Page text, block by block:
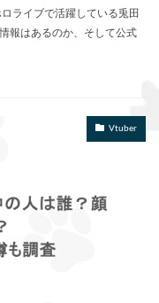
ライブで活躍している兎田
報はあるのか、そして公式
Vtuber